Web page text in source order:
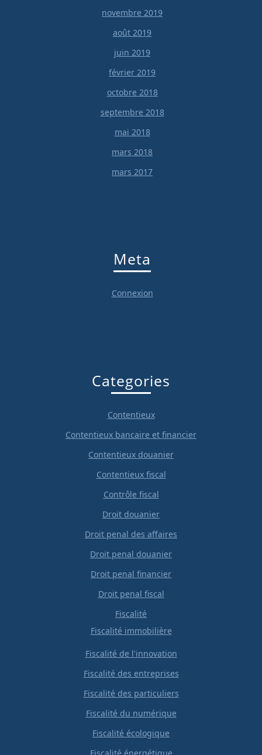
novembre 2019
août 2019
juin 2019
février 2019
octobre 2018
septembre 2018
mai 2018
mars 2018
mars 2017
Meta
Connexion
Categories
Contentieux
Contentieux bancaire et financier
Contentieux douanier
Contentieux fiscal
Contrôle fiscal
Droit douanier
Droit penal des affaires
Droit penal douanier
Droit penal financier
Droit penal fiscal
Fiscalité
Fiscalité immobilière
Fiscalité de l'innovation
Fiscalité des entreprises
Fiscalité des particuliers
Fiscalité du numérique
Fiscalité écologique